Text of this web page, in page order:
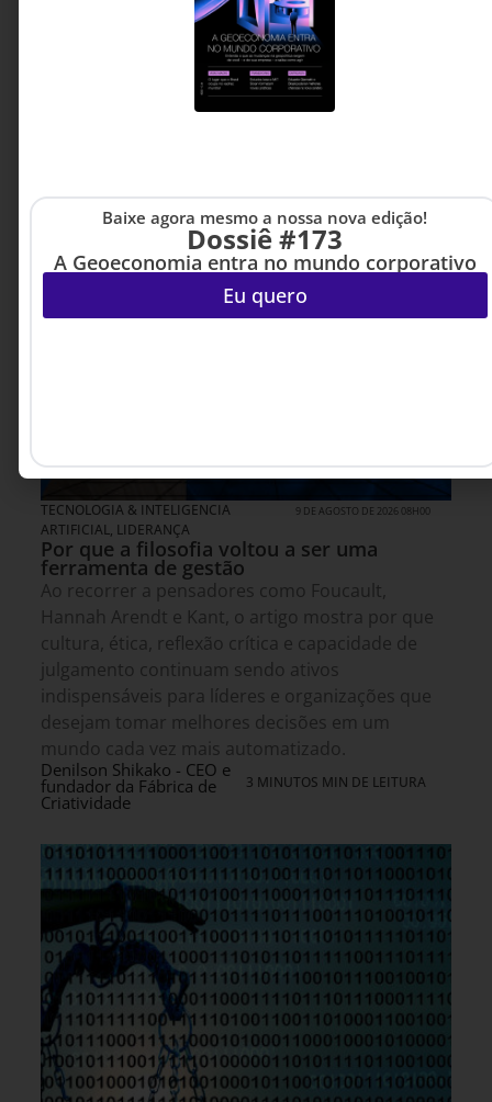
TECNOLOGIA & INTELIGENCIA
ARTIFICIAL, LIDERANÇA
9 DE AGOSTO DE 2026 08H00
Por que a filosofia voltou a ser uma
ferramenta de gestão
Ao recorrer a pensadores como Foucault,
Hannah Arendt e Kant, o artigo mostra por que
cultura, ética, reflexão crítica e capacidade de
julgamento continuam sendo ativos
indispensáveis para líderes e organizações que
desejam tomar melhores decisões em um
mundo cada vez mais automatizado.
Denilson Shikako - CEO e
fundador da Fábrica de
Criatividade
3 MINUTOS MIN DE LEITURA
Baixe agora mesmo a nossa nova edição!
Dossiê #173
A Geoeconomia entra no mundo corporativo
Eu quero